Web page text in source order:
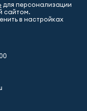
для персонализации
сайтом.
в настройках